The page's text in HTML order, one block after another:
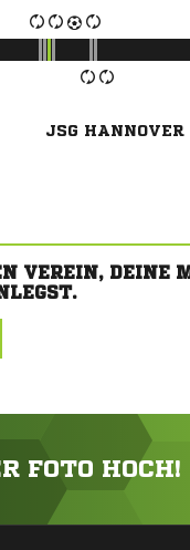
JSG
VEREIN,
FOTO HOCH!